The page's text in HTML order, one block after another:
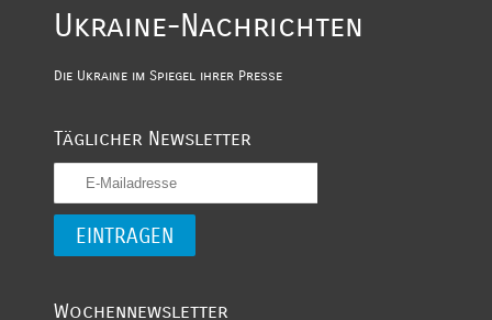
Ukraine-Nachrichten
Die Ukraine im Spiegel ihrer Presse
Täglicher Newsletter
Wochennewsletter